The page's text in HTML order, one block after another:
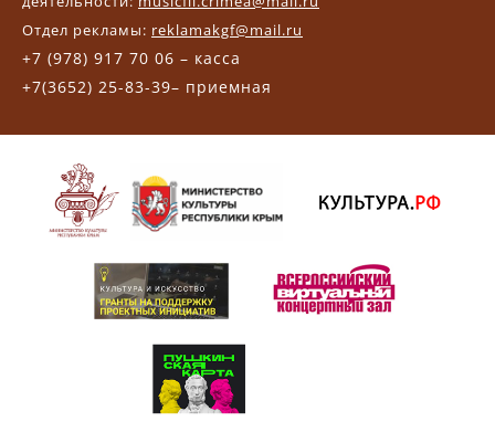
Отдел рекламы: reklamakgf@mail.ru
+7 (978) 917 70 06 – касса
+7(3652) 25-83-39– приемная